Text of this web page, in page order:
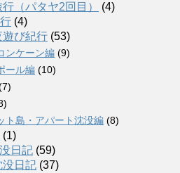
（パタヤ2回目）
(4)
(4)
遊び紀行 (53)
ンケーン編 (9)
ール編 (10)
ト島・アパート沈没編 (8)
(1)
日記 (59)
没日記 (37)